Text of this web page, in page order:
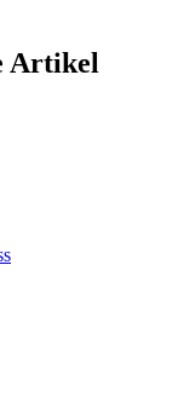
Artikel